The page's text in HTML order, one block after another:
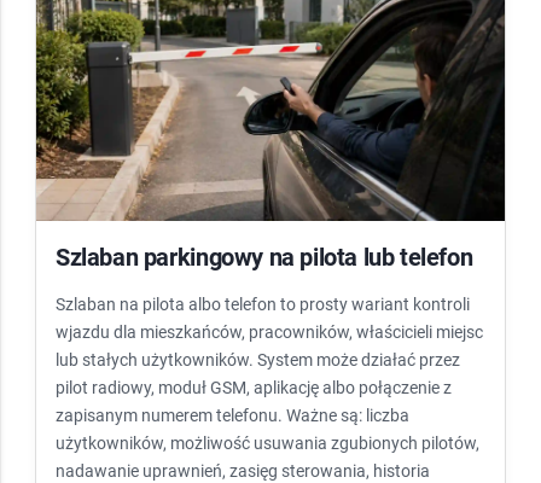
Szlaban parkingowy na pilota lub telefon
Szlaban na pilota albo telefon to prosty wariant kontroli
wjazdu dla mieszkańców, pracowników, właścicieli miejsc
lub stałych użytkowników. System może działać przez
pilot radiowy, moduł GSM, aplikację albo połączenie z
zapisanym numerem telefonu. Ważne są: liczba
użytkowników, możliwość usuwania zgubionych pilotów,
nadawanie uprawnień, zasięg sterowania, historia